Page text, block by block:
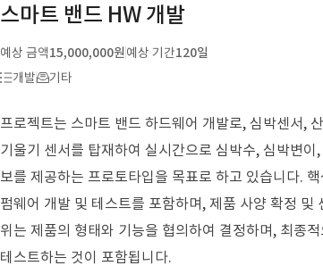
스마트 밴드 HW 개발
예상 금액15,000,000원예상 기간120일
개발
기타
프로젝트는 스마트 밴드 하드웨어 개발로, 심박센서,
기울기 센서를 탑재하여 실시간으로 심박수, 심박변
보를 제공하는 프로토타입을 목표로 하고 있습니다.
펌웨어 개발 및 테스트를 포함하며, 제품 사양 확정 및
위는 제품의 형태와 기능을 협의하여 결정하며, 최종
테스트하는 것이 포함됩니다.